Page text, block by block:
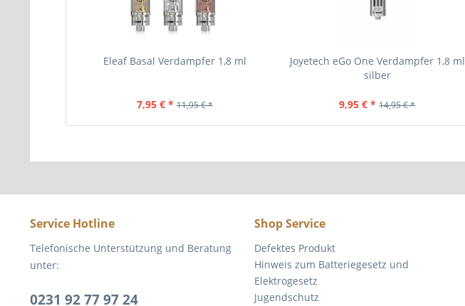
Eleaf Basal Verdampfer 1,8 ml
7,95 € * 11,95 € *
Joyetech eGo One Verdampfer 1,8 ml
silber
9,95 € * 14,95 € *
Service Hotline
Telefonische Unterstützung und Beratung
unter:
0231 92 77 97 24
Shop Service
Defektes Produkt
Hinweis zum Batteriegesetz und
Elektrogesetz
Jugendschutz